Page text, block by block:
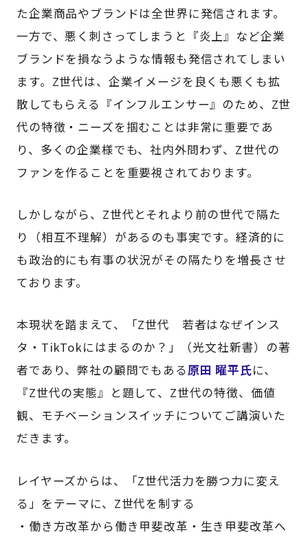
た企業商品やブランドは全世界に発信されます。
一方で、悪く刺さってしまうと『炎上』など企業
ブランドを損なうような情報も発信されてしまい
ます。Z世代は、企業イメージを良くも悪くも拡
散してもらえる『インフルエンサー』のため、Z世
代の特徴・ニーズを掴むことは非常に重要であ
り、多くの企業様でも、社内外問わず、Z世代の
ファンを作ることを重要視されております。
しかしながら、Z世代とそれより前の世代で隔た
り（相互不理解）があるのも事実です。経済的に
も政治的にも有事の状況がその隔たりを増長させ
ております。
本現状を踏まえて、「Z世代 若者はなぜインス
タ・TikTokにはまるのか？」（光文社新書）の著
者であり、弊社の顧問でもある原田 曜平氏に、
『Z世代の実態』と題して、Z世代の特徴、価値
観、モチベーションスイッチについてご講演いた
だきます。
レイヤーズからは、「Z世代活力を勝つ力に変え
る」をテーマに、Z世代を制する
・働き方改革から働き甲斐改革・生き甲斐改革へ